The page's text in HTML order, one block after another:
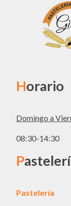
Horario
Domingo a
08:30-14:30
P
Pastelería